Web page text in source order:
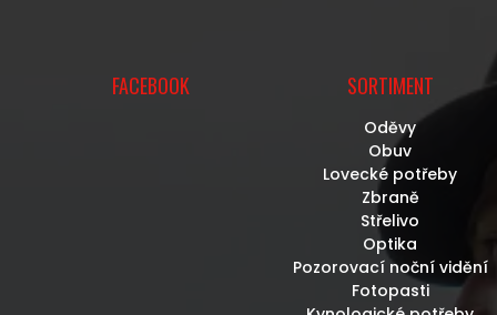
FACEBOOK SORTIMENT
Oděvy
Obuv
Lovecké potřeby
Zbraně
Střelivo
Optika
Pozorovací noční vidění
Fotopasti